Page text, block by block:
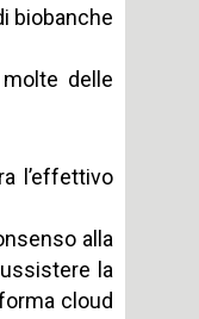
biobanche
delle
l’effettivo
alla
la
cloud